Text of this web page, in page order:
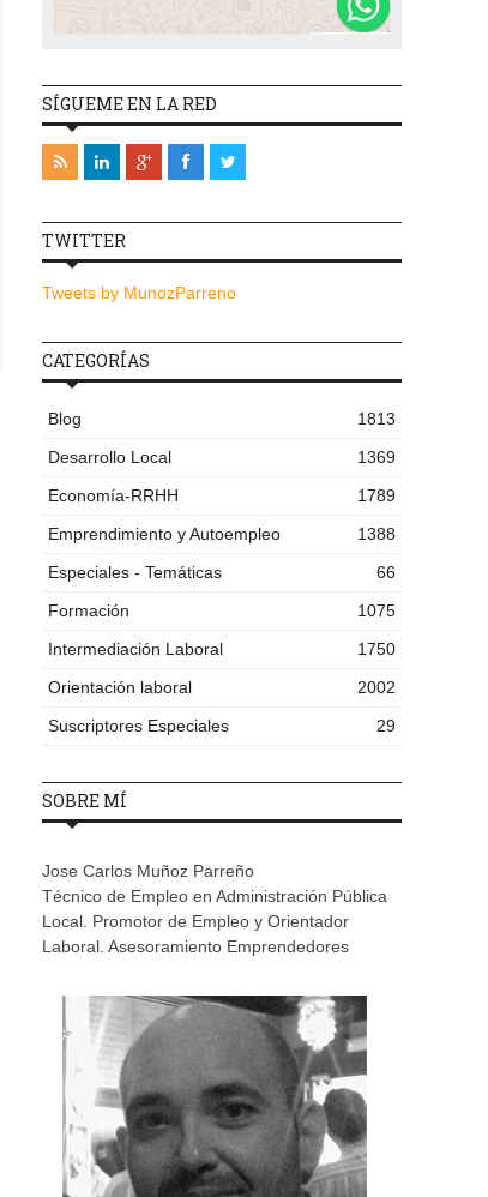
SÍGUEME EN LA RED
TWITTER
Tweets by MunozParreno
CATEGORÍAS
Blog
1813
Desarrollo Local
1369
Economía-RRHH
1789
Emprendimiento y Autoempleo
1388
Especiales - Temáticas
66
Formación
1075
Intermediación Laboral
1750
Orientación laboral
2002
Suscriptores Especiales
29
SOBRE MÍ
Jose Carlos Muñoz Parreño
Técnico de Empleo en Administración Pública
Local. Promotor de Empleo y Orientador
Laboral. Asesoramiento Emprendedores